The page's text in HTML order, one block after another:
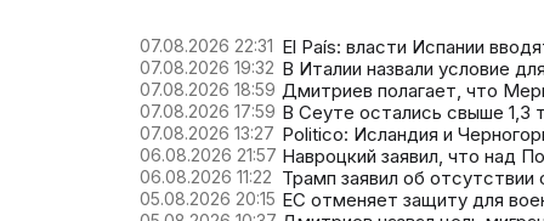
07.08.2026 22:31 El País: власти Испании
07.08.2026 19:32 В Италии назвали условие
07.08.2026 18:59 Дмитриев полагает, что
07.08.2026 17:59 В Сеуте остались свыше 1,3
07.08.2026 13:27 Politico: Исландия и
06.08.2026 21:57 Навроцкий заявил, что над
06.08.2026 11:22 Трамп заявил об
05.08.2026 20:15 ЕС отменяет защиту для